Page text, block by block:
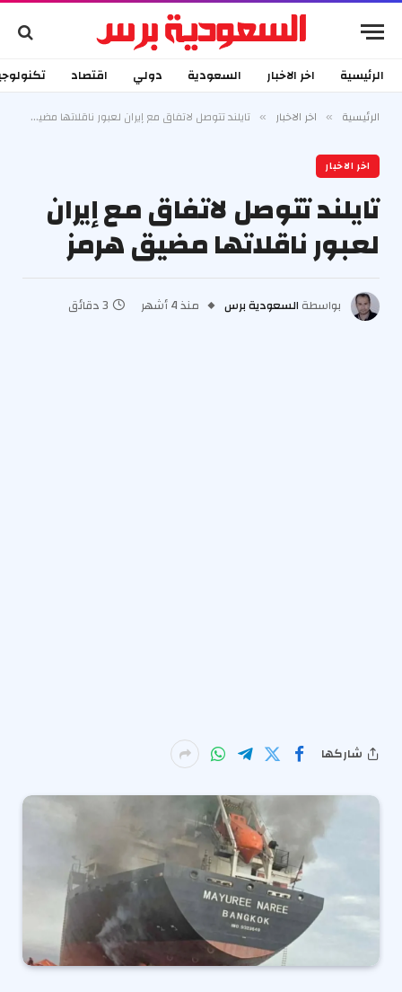
الرئيسية اخر الاخبار السعودية دولي اقتصاد
الرئيسية » اخر الاخبار » تايلند تتوصل لاتفاق مع إيران لعبور ناقلاتها مضيق هرمز
اخر الاخبار
تايلند تتوصل لاتفاق مع إيران
لعبور ناقلاتها مضيق هرمز
بواسطة السعودية برس منذ 4 أشهر 3 دقائق
شاركها